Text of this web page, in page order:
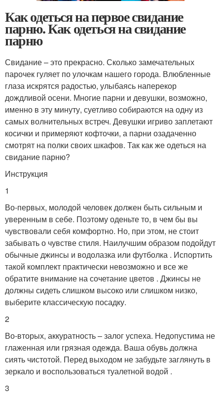
Как одеться на первое свидание
парню. Как одеться на свидание
парню
Свидание – это прекрасно. Сколько замечательных
парочек гуляет по улочкам нашего города. Влюбленные
глаза искрятся радостью, улыбаясь наперекор
дождливой осени. Многие парни и девушки, возможно,
именно в эту минуту, суетливо собираются на одну из
самых волнительных встреч. Девушки игриво заплетают
косички и примеряют кофточки, а парни озадаченно
смотрят на полки своих шкафов. Так как же одеться на
свидание парню?
Инструкция
1
Во-первых, молодой человек должен быть сильным и
уверенным в себе. Поэтому оденьте то, в чем бы вы
чувствовали себя комфортно. Но, при этом, не стоит
забывать о чувстве стиля. Наилучшим образом подойдут
обычные джинсы и водолазка или футболка . Испортить
такой комплект практически невозможно и все же
обратите внимание на сочетание цветов . Джинсы не
должны сидеть слишком высоко или слишком низко,
выберите классическую посадку.
2
Во-вторых, аккуратность – залог успеха. Недопустима не
глаженная или грязная одежда. Ваша обувь должна
сиять чистотой. Перед выходом не забудьте заглянуть в
зеркало и воспользоваться туалетной водой .
3